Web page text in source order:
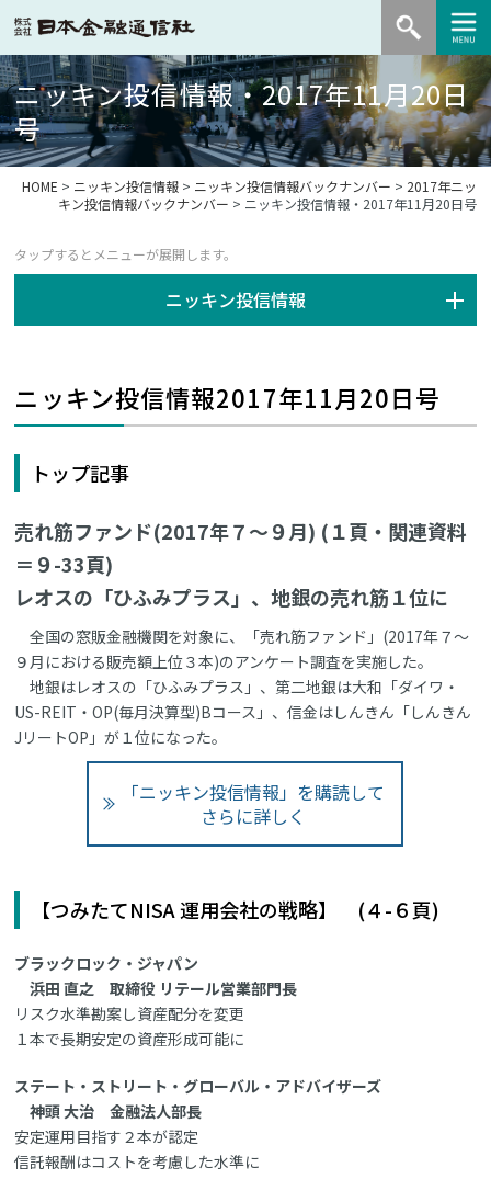
ニッキン投信情報・2017年11月20日
号
HOME > ニッキン投信情報> ニッキン投信情報バックナンバー > 2017年ニッ
キン投信情報バックナンバー > ニッキン投信情報・2017年11月20日号
ニッキン投信情報
ニッキン投信情報2017年11月20日号
トップ記事
売れ筋ファンド(2017年７～９月) (１頁・関連資料
＝９-33頁)
レオスの「ひふみプラス」、地銀の売れ筋１位に
全国の窓販金融機関を対象に、「売れ筋ファンド」(2017年７～
９月における販売額上位３本)のアンケート調査を実施した。
地銀はレオスの「ひふみプラス」、第二地銀は大和「ダイワ・
US-REIT・OP(毎月決算型)Bコース」、信金はしんきん「しんきん
JリートOP」が１位になった。
「ニッキン投信情報」を購読して
さらに詳しく
【つみたてNISA 運用会社の戦略】 (４-６頁)
ブラックロック・ジャパン
浜田 直之 取締役 リテール営業部門長
リスク水準勘案し資産配分を変更
１本で長期安定の資産形成可能に
ステート・ストリート・グローバル・アドバイザーズ
神頭 大治 金融法人部長
安定運用目指す２本が認定
信託報酬はコストを考慮した水準に